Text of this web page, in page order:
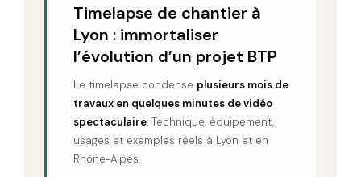
Timelapse de chantier à
Lyon : immortaliser
l’évolution d’un projet BTP
Le timelapse condense plusieurs mois de
travaux en quelques minutes de vidéo
spectaculaire. Technique, équipement,
usages et exemples réels à Lyon et en
Rhône-Alpes.